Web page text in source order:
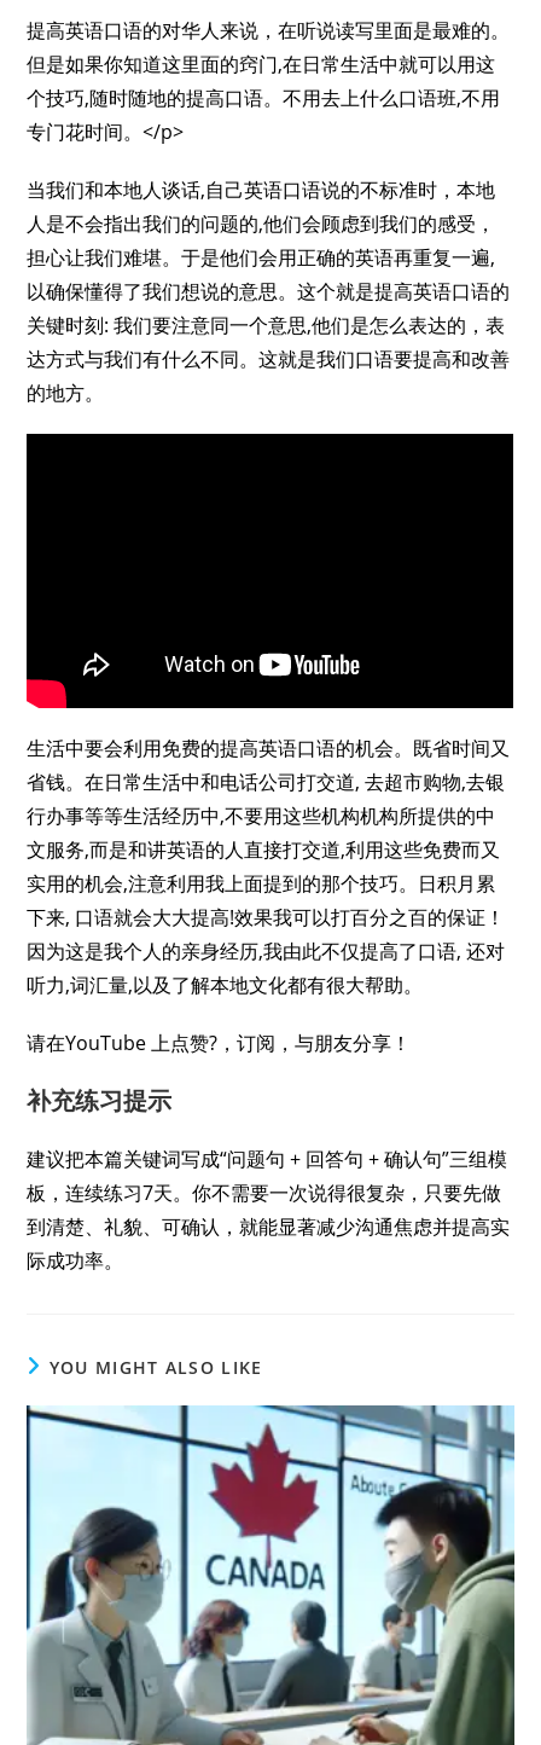
提高英语口语的对华人来说，在听说读写里面是最难的。
但是如果你知道这里面的窍门,在日常生活中就可以用这
个技巧,随时随地的提高口语。不用去上什么口语班,不用
专门花时间。</p>
当我们和本地人谈话,自己英语口语说的不标准时，本地
人是不会指出我们的问题的,他们会顾虑到我们的感受，
担心让我们难堪。于是他们会用正确的英语再重复一遍,
以确保懂得了我们想说的意思。这个就是提高英语口语的
关键时刻: 我们要注意同一个意思,他们是怎么表达的，表
达方式与我们有什么不同。这就是我们口语要提高和改善
的地方。
生活中要会利用免费的提高英语口语的机会。既省时间又
省钱。在日常生活中和电话公司打交道, 去超市购物,去银
行办事等等生活经历中,不要用这些机构机构所提供的中
文服务,而是和讲英语的人直接打交道,利用这些免费而又
实用的机会,注意利用我上面提到的那个技巧。日积月累
下来, 口语就会大大提高!效果我可以打百分之百的保证！
因为这是我个人的亲身经历,我由此不仅提高了口语, 还对
听力,词汇量,以及了解本地文化都有很大帮助。
请在YouTube 上点赞?，订阅，与朋友分享！
补充练习提示
建议把本篇关键词写成“问题句 + 回答句 + 确认句”三组模
板，连续练习7天。你不需要一次说得很复杂，只要先做
到清楚、礼貌、可确认，就能显著减少沟通焦虑并提高实
际成功率。
YOU MIGHT ALSO LIKE